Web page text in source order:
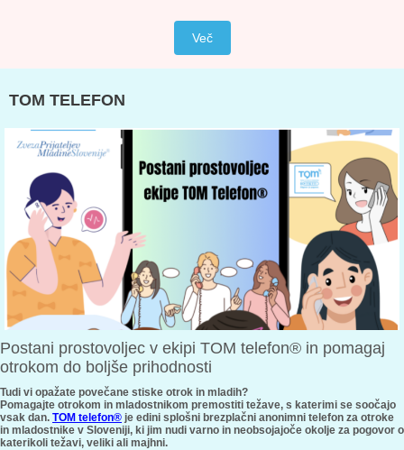
Več
TOM TELEFON
Postani prostovoljec v ekipi TOM telefon® in pomagaj
otrokom do boljše prihodnosti
Tudi vi opažate povečane stiske otrok in mladih?
Pomagajte otrokom in mladostnikom premostiti težave, s katerimi se soočajo
vsak dan. TOM telefon® je edini splošni brezplačni anonimni telefon za otroke
in mladostnike v Sloveniji, ki jim nudi varno in neobsojajoče okolje za pogovor o
katerikoli težavi, veliki ali majhni.